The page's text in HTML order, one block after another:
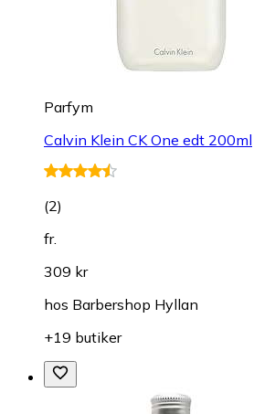
Parfym
Calvin Klein CK One edt 200ml
(2)
fr.
309 kr
hos Barbershop Hyllan
+19 butiker